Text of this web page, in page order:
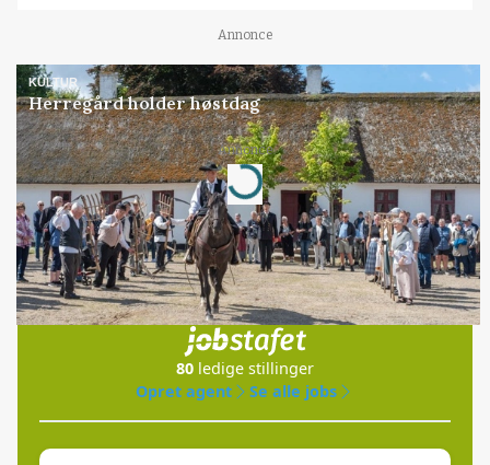
Annonce
KULTUR
Herregård holder høstdag
Annonce
Loading...
Jobs
i samarbejde med
80 ledige stillinger
Opret agent
Se alle jobs